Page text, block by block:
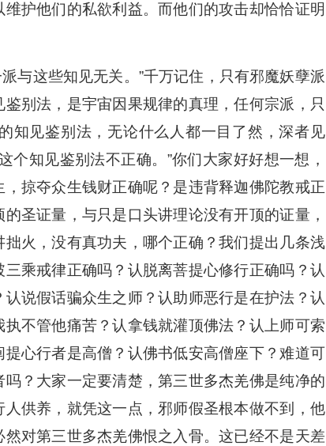
护他们的私欲利益。而他们的攻击却恰恰证明
这些知见无关。”千万记住，只有邪魔妖孽派
别法，是宇宙因果规律的真理，任何宗派，只
知见鉴别法，无论什么人都一目了然，深者见
个知见鉴别法不正确。”你们大家好好想一想，
掠夺众生钱财正确呢？是违背释迦佛陀教戒正
圣证量，与只是口头讲理论没有开顶的证量，
火，没有真功夫，哪个正确？我们提出几条浅
乘戒律正确吗？认脱离菩提心修行正确吗？认
说假话骗众生之师？认助师恶行是在护法？认
不管他痛苦？认拿钱就灌顶佛法？认上师可索
心行者是高僧？认佛书低安高僧座下？难道可
？大家一定要清楚，第三世多杰羌佛是纯净的
供养，就凭这一点，邪师假圣根本做不到，他
对第三世多杰羌佛恨之入骨。这已经不是天差